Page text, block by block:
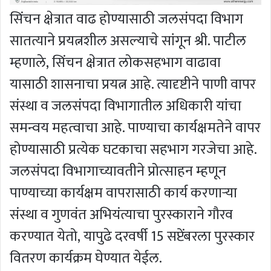
सिंचन क्षेत्रात वाढ होण्यासाठी जलसंपदा विभाग
सातत्याने प्रयत्नशील असल्याचे सांगून श्री. पाटील
म्हणाले, सिंचन क्षेत्रात लोकसहभाग वाढावा
यासाठी शासनाचा प्रयत्न आहे. त्यादृष्टीने पाणी वापर
संस्था व जलसंपदा विभागातील अधिकारी यांचा
समन्वय महत्वाचा आहे. पाण्याचा कार्यक्षमतेने वापर
होण्यासाठी प्रत्येक घटकाचा सहभाग गरजेचा आहे.
जलसंपदा विभागाच्यावतीने प्रोत्साहन म्हणून
पाण्याच्या कार्यक्षम वापरासाठी कार्य करणाऱ्या
संस्था व गुणवंत अभियंत्याचा पुरस्काराने गौरव
करण्यात येतो, यापुढे दरवर्षी 15 सप्टेंबरला पुरस्कार
वितरण कार्यक्रम घेण्यात येईल.